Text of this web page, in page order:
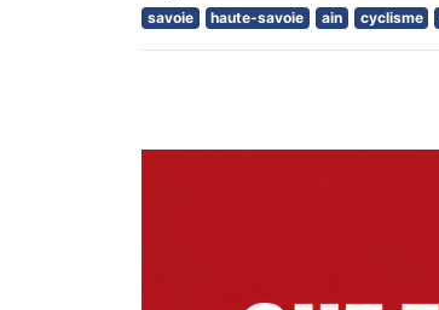
savoie haute-savoie ain cyclisme